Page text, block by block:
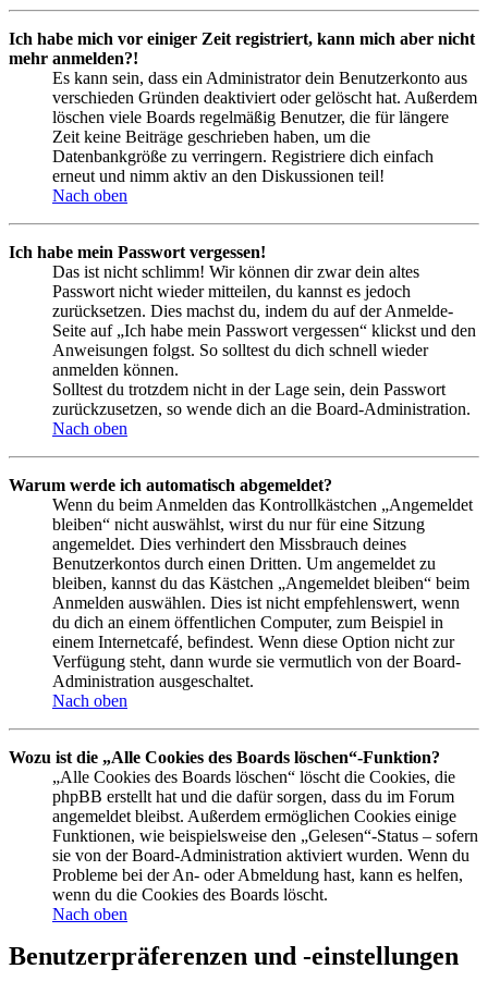
Ich habe mich vor einiger Zeit registriert, kann mich aber nicht
mehr anmelden?!
Es kann sein, dass ein Administrator dein Benutzerkonto aus
verschieden Gründen deaktiviert oder gelöscht hat. Außerdem
löschen viele Boards regelmäßig Benutzer, die für längere
Zeit keine Beiträge geschrieben haben, um die
Datenbankgröße zu verringern. Registriere dich einfach
erneut und nimm aktiv an den Diskussionen teil!
Nach oben
Ich habe mein Passwort vergessen!
Das ist nicht schlimm! Wir können dir zwar dein altes
Passwort nicht wieder mitteilen, du kannst es jedoch
zurücksetzen. Dies machst du, indem du auf der Anmelde-
Seite auf „Ich habe mein Passwort vergessen“ klickst und den
Anweisungen folgst. So solltest du dich schnell wieder
anmelden können.
Solltest du trotzdem nicht in der Lage sein, dein Passwort
zurückzusetzen, so wende dich an die Board-Administration.
Nach oben
Warum werde ich automatisch abgemeldet?
Wenn du beim Anmelden das Kontrollkästchen „Angemeldet
bleiben“ nicht auswählst, wirst du nur für eine Sitzung
angemeldet. Dies verhindert den Missbrauch deines
Benutzerkontos durch einen Dritten. Um angemeldet zu
bleiben, kannst du das Kästchen „Angemeldet bleiben“ beim
Anmelden auswählen. Dies ist nicht empfehlenswert, wenn
du dich an einem öffentlichen Computer, zum Beispiel in
einem Internetcafé, befindest. Wenn diese Option nicht zur
Verfügung steht, dann wurde sie vermutlich von der Board-
Administration ausgeschaltet.
Nach oben
Wozu ist die „Alle Cookies des Boards löschen“-Funktion?
„Alle Cookies des Boards löschen“ löscht die Cookies, die
phpBB erstellt hat und die dafür sorgen, dass du im Forum
angemeldet bleibst. Außerdem ermöglichen Cookies einige
Funktionen, wie beispielsweise den „Gelesen“-Status – sofern
sie von der Board-Administration aktiviert wurden. Wenn du
Probleme bei der An- oder Abmeldung hast, kann es helfen,
wenn du die Cookies des Boards löscht.
Nach oben
Benutzerpräferenzen und -einstellungen